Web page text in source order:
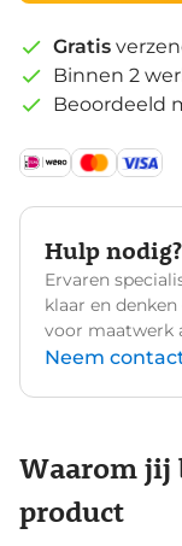
Gratis
Binnen 2
Beoordeeld
Hulp nodig?
Ervaren
klaar en
voor maatwerk
Neem
Waarom
product